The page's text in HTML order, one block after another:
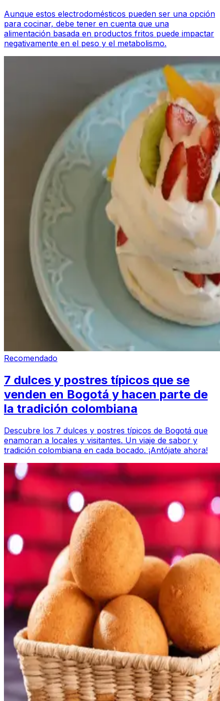
Aunque estos electrodomésticos pueden ser una opción
para cocinar, debe tener en cuenta que una
alimentación basada en productos fritos puede impactar
negativamente en el peso y el metabolismo.
Recomendado
7 dulces y postres típicos que se
venden en Bogotá y hacen parte de
la tradición colombiana
Descubre los 7 dulces y postres típicos de Bogotá que
enamoran a locales y visitantes. Un viaje de sabor y
tradición colombiana en cada bocado. ¡Antójate ahora!